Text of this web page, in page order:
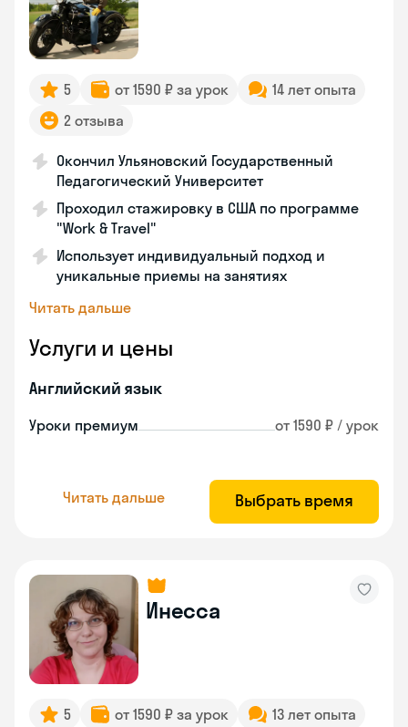
5 от 1590 ₽ за урок
14 лет опыта
2 отзыва
Окончил Ульяновский Государственный
Педагогический Университет
Проходил стажировку в США по программе
"Work & Travel"
Использует индивидуальный подход и
уникальные приемы на занятиях
Читать дальше
Услуги и цены
Английский язык
Уроки премиум от 1590 ₽ / урок
Читать дальше Выбрать время
Инесса
5 от 1590 ₽ за урок 13 лет опыта